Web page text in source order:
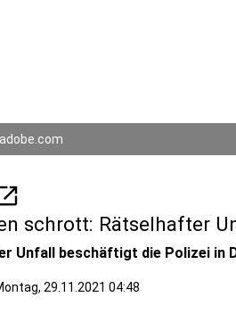
schrott: Rätselhafter
Unfall beschäftigt die Polizei in
29.11.2021 04:48